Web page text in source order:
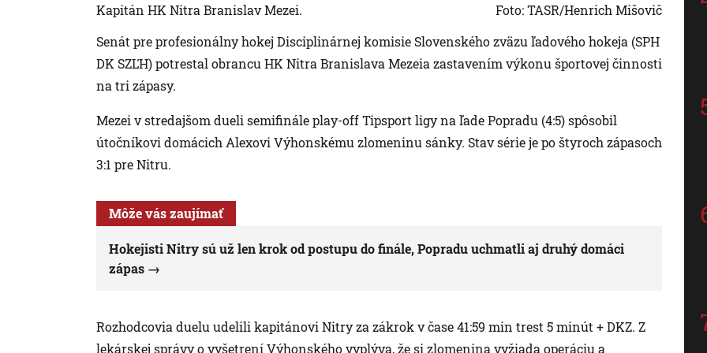
Kapitán HK Nitra Branislav Mezei.
Foto: TASR/Henrich Mišovič
Senát pre profesionálny hokej Disciplinárnej komisie Slovenského zväzu ľadového hokeja (SPH
DK SZĽH) potrestal obrancu HK Nitra Branislava Mezeia zastavením výkonu športovej činnosti
na tri zápasy.
Mezei v stredajšom dueli semifinále play-off Tipsport ligy na ľade Popradu (4:5) spôsobil
útočníkovi domácich Alexovi Výhonskému zlomeninu sánky. Stav série je po štyroch zápasoch
3:1 pre Nitru.
Môže vás zaujímať
Hokejisti Nitry sú už len krok od postupu do finále, Popradu uchmatli aj druhý domáci
zápas
Rozhodcovia duelu udelili kapitánovi Nitry za zákrok v čase 41:59 min trest 5 minút + DKZ. Z
lekárskej správy o vyšetrení Výhonského vyplýva, že si zlomenina vyžiada operáciu a